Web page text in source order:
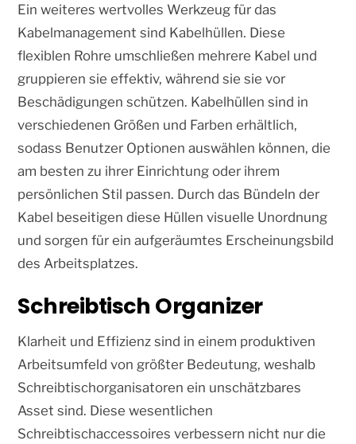
Ein weiteres wertvolles Werkzeug für das
Kabelmanagement sind Kabelhüllen. Diese
flexiblen Rohre umschließen mehrere Kabel und
gruppieren sie effektiv, während sie sie vor
Beschädigungen schützen. Kabelhüllen sind in
verschiedenen Größen und Farben erhältlich,
sodass Benutzer Optionen auswählen können, die
am besten zu ihrer Einrichtung oder ihrem
persönlichen Stil passen. Durch das Bündeln der
Kabel beseitigen diese Hüllen visuelle Unordnung
und sorgen für ein aufgeräumtes Erscheinungsbild
des Arbeitsplatzes.
Schreibtisch Organizer
Klarheit und Effizienz sind in einem produktiven
Arbeitsumfeld von größter Bedeutung, weshalb
Schreibtischorganisatoren ein unschätzbares
Asset sind. Diese wesentlichen
Schreibtischaccessoires verbessern nicht nur die